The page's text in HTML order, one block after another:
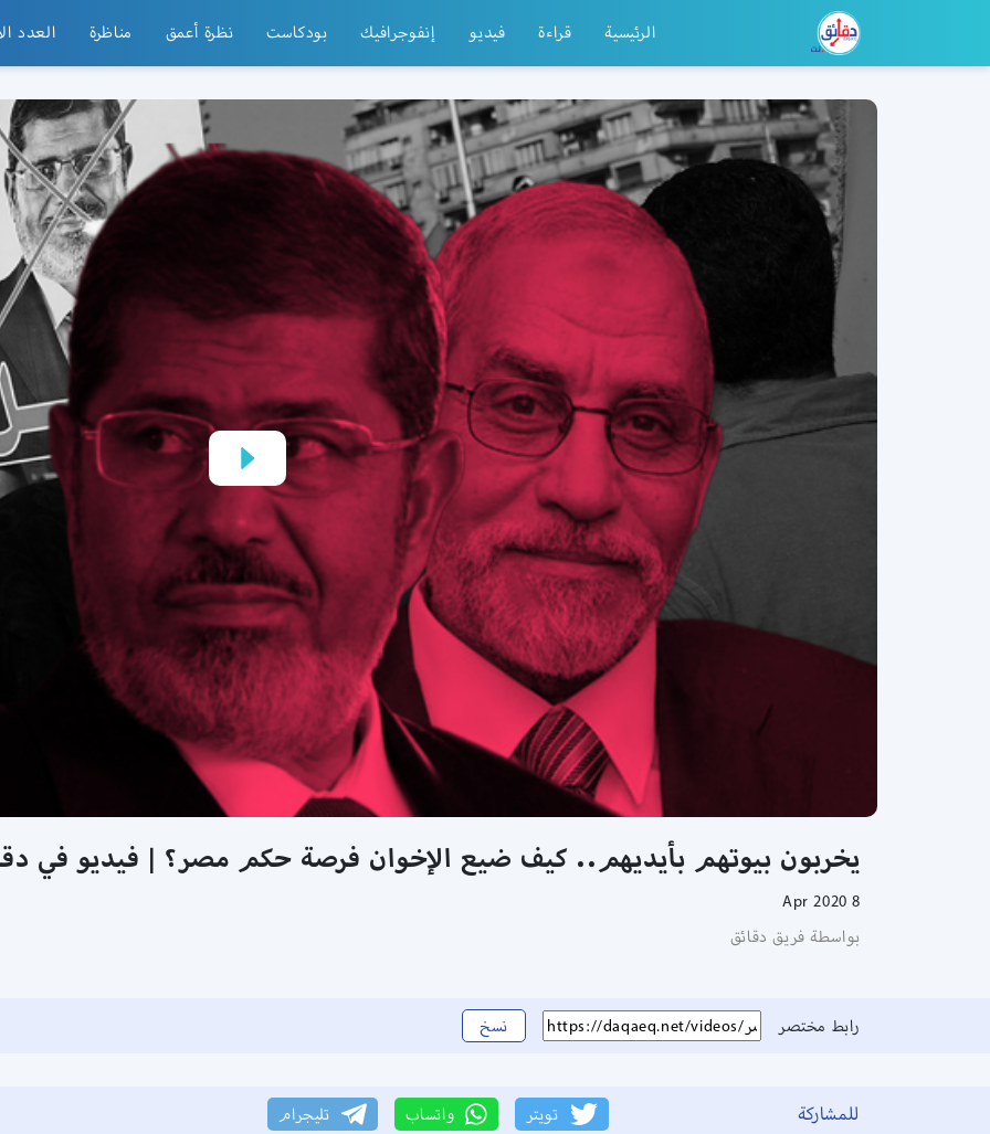
الرئيسية قراءة فيديو إنفوجرافيك بودكاست نظرة أعمق مناظرة العدد
يخربون بيوتهم بأيديهم.. كيف ضيع الإخوان فرصة حكم مصر؟ | فيديو في
8 Apr 2020
بواسطة فريق دقائق
رابط مختصر نسخ
للمشاركة تويتر واتساب تليجرام